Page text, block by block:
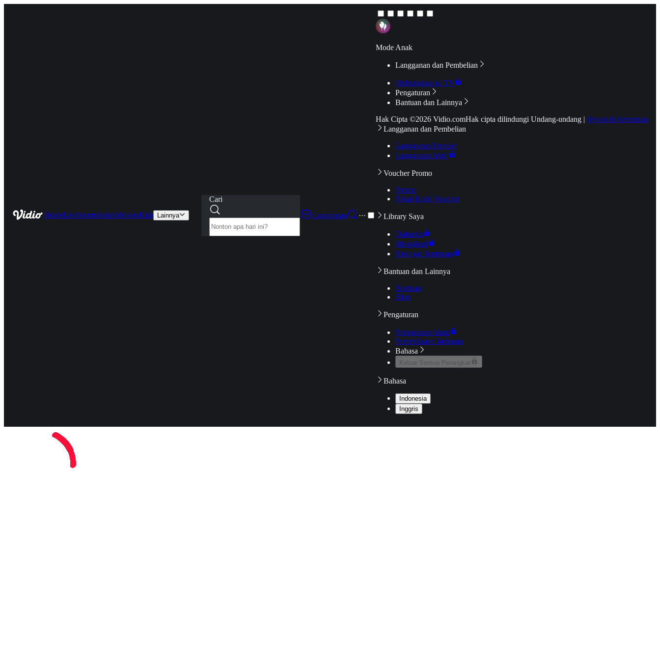
HomeLiveSportsSeriesMoviesKids Lainnya
Cari
Langganan
···
Mode Anak
Langganan dan Pembelian
Hubungkan ke TV
Pengaturan
Bantuan dan Lainnya
Hak Cipta ©2026 Vidio.comHak cipta dilindungi Undang-undang | Syarat & Ketentuan
Langganan dan Pembelian
Langganan Premier
Langganan Aktif
Voucher Promo
Promo
Pakai Kode Voucher
Library Saya
Daftarku
Mengikuti
Riwayat Tontonan
Bantuan dan Lainnya
Bantuan
Blog
Pengaturan
Pengaturan Akun
Pemeriksaan Jaringan
Bahasa
Keluar Semua Perangkat
Bahasa
Indonesia
Inggris